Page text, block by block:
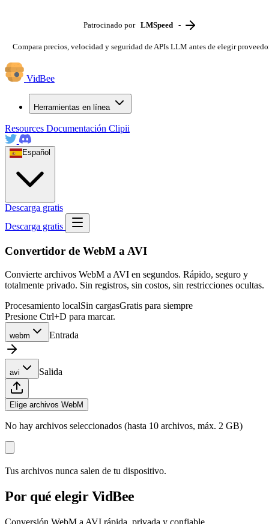
Patrocinado por LMSpeed -
Compara precios, velocidad y seguridad de APIs LLM antes de elegir
VidBee
Herramientas en línea
Resources Documentación Clipii
Español
Descarga gratis
Descarga gratis
Convertidor de WebM a AVI
Convierte archivos WebM a AVI en segundos. Rápido, seguro y
totalmente privado. Sin registros, sin costos, sin restricciones ocultas.
Procesamiento localSin cargasGratis para siempre
Presione Ctrl+D para marcar.
webm Entrada
avi Salida
Elige archivos WebM
No hay archivos seleccionados (hasta 10 archivos, máx. 2 GB)
Tus archivos nunca salen de tu dispositivo.
Por qué elegir VidBee
Conversión WebM a AVI rápida, privada y confiable.